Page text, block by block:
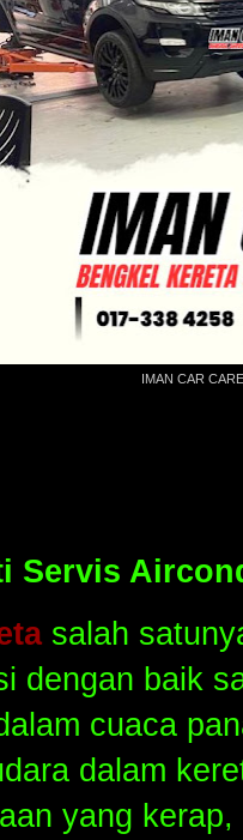
IMAN CAR
Servis
salah
dengan baik
cuaca
dalam
yang